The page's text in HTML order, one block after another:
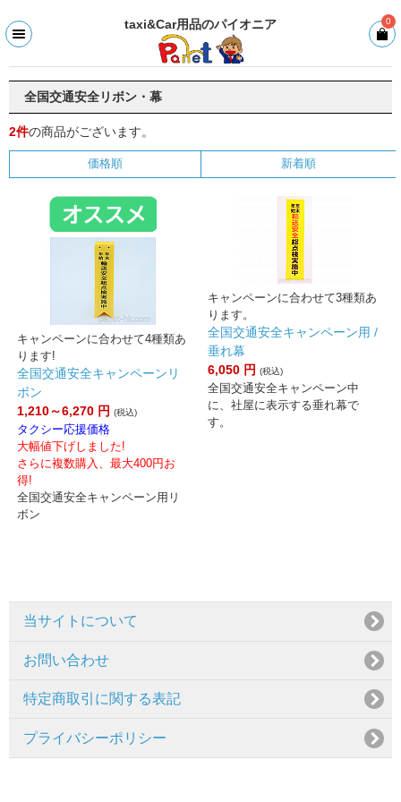
taxi&Car用品のパイオニア 0
全国交通安全リボン・幕
2件の商品がございます。
価格順 新着順
キャンペーンに合わせて4種類あ
ります!
全国交通安全キャンペーンリ
ボン
1,210～6,270 円 (税込)
タクシー応援価格
大幅値下げしました!
さらに複数購入、最大400円お
得!
全国交通安全キャンペーン用リ
ボン
キャンペーンに合わせて3種類あ
ります。
全国交通安全キャンペーン用 /
垂れ幕
6,050 円(税込)
全国交通安全キャンペーン中
に、社屋に表示する垂れ幕で
す。
当サイトについて
お問い合わせ
特定商取引に関する表記
プライバシーポリシー